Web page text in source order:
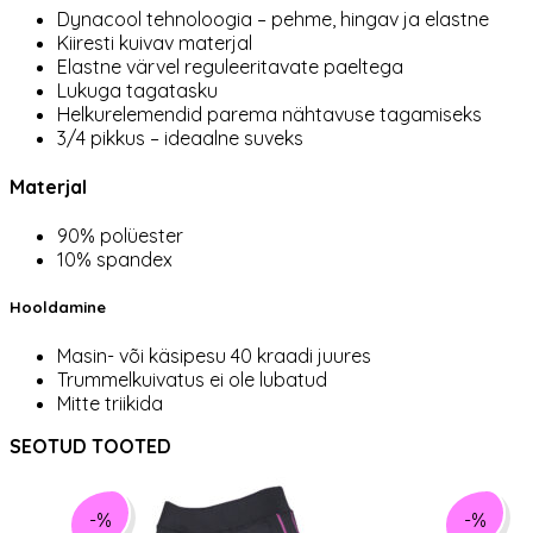
Dynacool tehnoloogia – pehme, hingav ja elastne
Kiiresti kuivav materjal
Elastne värvel reguleeritavate paeltega
Lukuga tagatasku
Helkurelemendid parema nähtavuse tagamiseks
3/4 pikkus – ideaalne suveks
Materjal
90% polüester
10% spandex
Hooldamine
Masin- või käsipesu 40 kraadi juures
Trummelkuivatus ei ole lubatud
Mitte triikida
SEOTUD TOOTED
-% -%